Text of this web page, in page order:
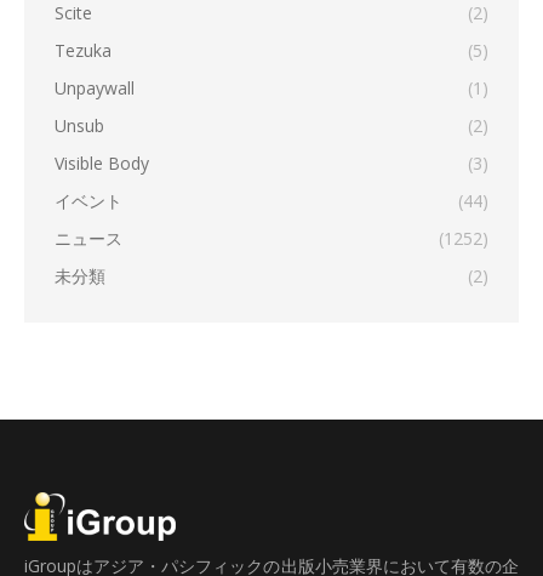
Scite
(2)
Tezuka
(5)
Unpaywall
(1)
Unsub
(2)
Visible Body
(3)
イベント
(44)
ニュース
(1252)
未分類
(2)
iGroupはアジア・パシフィックの出版小売業界において有数の企